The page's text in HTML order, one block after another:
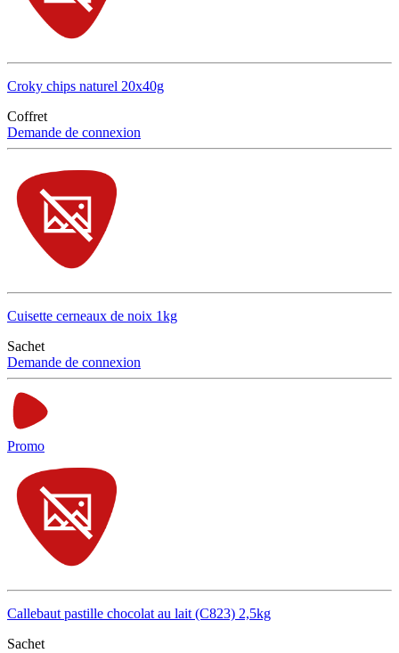
Croky chips naturel 20x40g
Coffret
Demande de connexion
Cuisette cerneaux de noix 1kg
Sachet
Demande de connexion
Promo
Callebaut pastille chocolat au lait (C823) 2,5kg
Sachet